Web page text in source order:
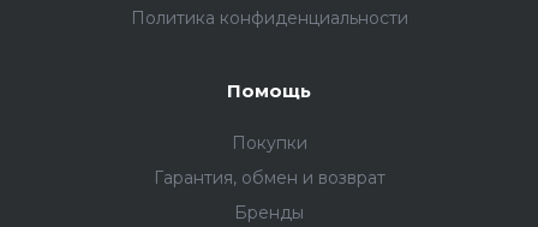
Политика конфиденциальности
Помощь
Покупки
Гарантия, обмен и возврат
Бренды